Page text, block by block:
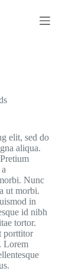
elit, sed do
aliqua.
Nunc
ut morbi.
in
id nibh
tortor.
porttitor
Lorem